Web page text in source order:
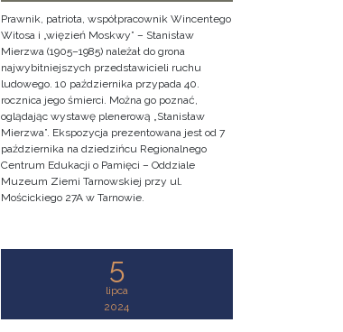
Prawnik, patriota, współpracownik Wincentego
Witosa i „więzień Moskwy” – Stanisław
Mierzwa (1905–1985) należał do grona
najwybitniejszych przedstawicieli ruchu
ludowego. 10 października przypada 40.
rocznica jego śmierci. Można go poznać,
oglądając wystawę plenerową „Stanisław
Mierzwa”. Ekspozycja prezentowana jest od 7
października na dziedzińcu Regionalnego
Centrum Edukacji o Pamięci – Oddziale
Muzeum Ziemi Tarnowskiej przy ul.
Mościckiego 27A w Tarnowie.
5
lipca
2024